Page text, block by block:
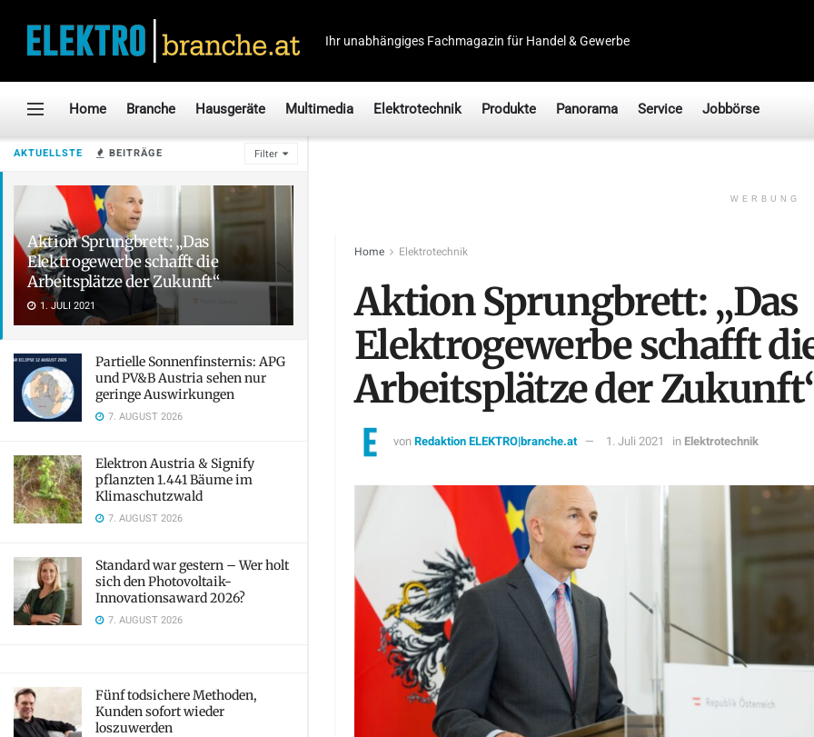
AKTUELLSTE BEITRÄGE Filter
Aktion Sprungbrett: „Das
Elektrogewerbe schafft die
Arbeitsplätze der Zukunft“
1. JULI 2021
Partielle Sonnenfinsternis: APG
und PV&B Austria sehen nur
geringe Auswirkungen
7. AUGUST 2026
Elektron Austria & Signify
pflanzten 1.441 Bäume im
Klimaschutzwald
7. AUGUST 2026
Standard war gestern – Wer holt
sich den Photovoltaik-
Innovationsaward 2026?
7. AUGUST 2026
Fünf todsichere Methoden,
Kunden sofort wieder
loszuwerden
Ihr unabhängiges Fachmagazin für Handel & Gewerbe
Home Branche Hausgeräte Multimedia Elektrotechnik Produkte Panorama Service Jobbörse
WERBUNG
Home Elektrotechnik
Aktion Sprungbrett: „Das
Elektrogewerbe schafft
Arbeitsplätze der
vonRedaktion ELEKTRO|branche.at 1. Juli 2021 in Elektrotechnik